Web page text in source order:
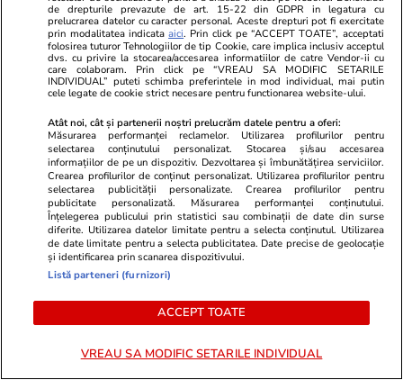
rating-ul la nivelul Botswanei?
E asumată treaba!
18 iul.
Poate vine un extraterestru și
ne face bine
Opinii 17 iul.
de drepturile prevazute de art. 15-22 din GDPR in legatura cu
prelucrarea datelor cu caracter personal. Aceste drepturi pot fi exercitate
prin modalitatea indicataaici. Prin click pe “ACCEPT TOATE”, acceptati
folosirea tuturor Tehnologiilor de tip Cookie, care implica inclusiv acceptul
dvs. cu privire la stocarea/accesarea informatiilor de catre Vendor-ii cu
care colaboram. Prin click pe “VREAU SA MODIFIC SETARILE
INDIVIDUAL” puteti schimba preferintele in mod individual, mai putin
cele legate de cookie strict necesare pentru functionarea website-ului.
Atât noi, cât și partenerii noștri prelucrăm datele pentru a oferi:
Măsurarea performanței reclamelor. Utilizarea profilurilor pentru
selectarea conținutului personalizat. Stocarea și/sau accesarea
informațiilor de pe un dispozitiv. Dezvoltarea și îmbunătățirea serviciilor.
Crearea profilurilor de conținut personalizat. Utilizarea profilurilor pentru
selectarea publicității personalizate. Crearea profilurilor pentru
publicitate personalizată. Măsurarea performanței conținutului.
Înțelegerea publicului prin statistici sau combinații de date din surse
diferite. Utilizarea datelor limitate pentru a selecta conținutul. Utilizarea
de date limitate pentru a selecta publicitatea. Date precise de geolocație
și identificarea prin scanarea dispozitivului.
Listă parteneri (furnizori)
ACCEPT TOATE
VREAU SA MODIFIC SETARILE INDIVIDUAL